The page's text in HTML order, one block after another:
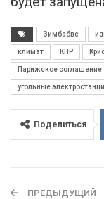
Зимбабве
климат КНР
Парижское соглашение
угольные
Поделиться
ПРЕДЫДУЩИЙ